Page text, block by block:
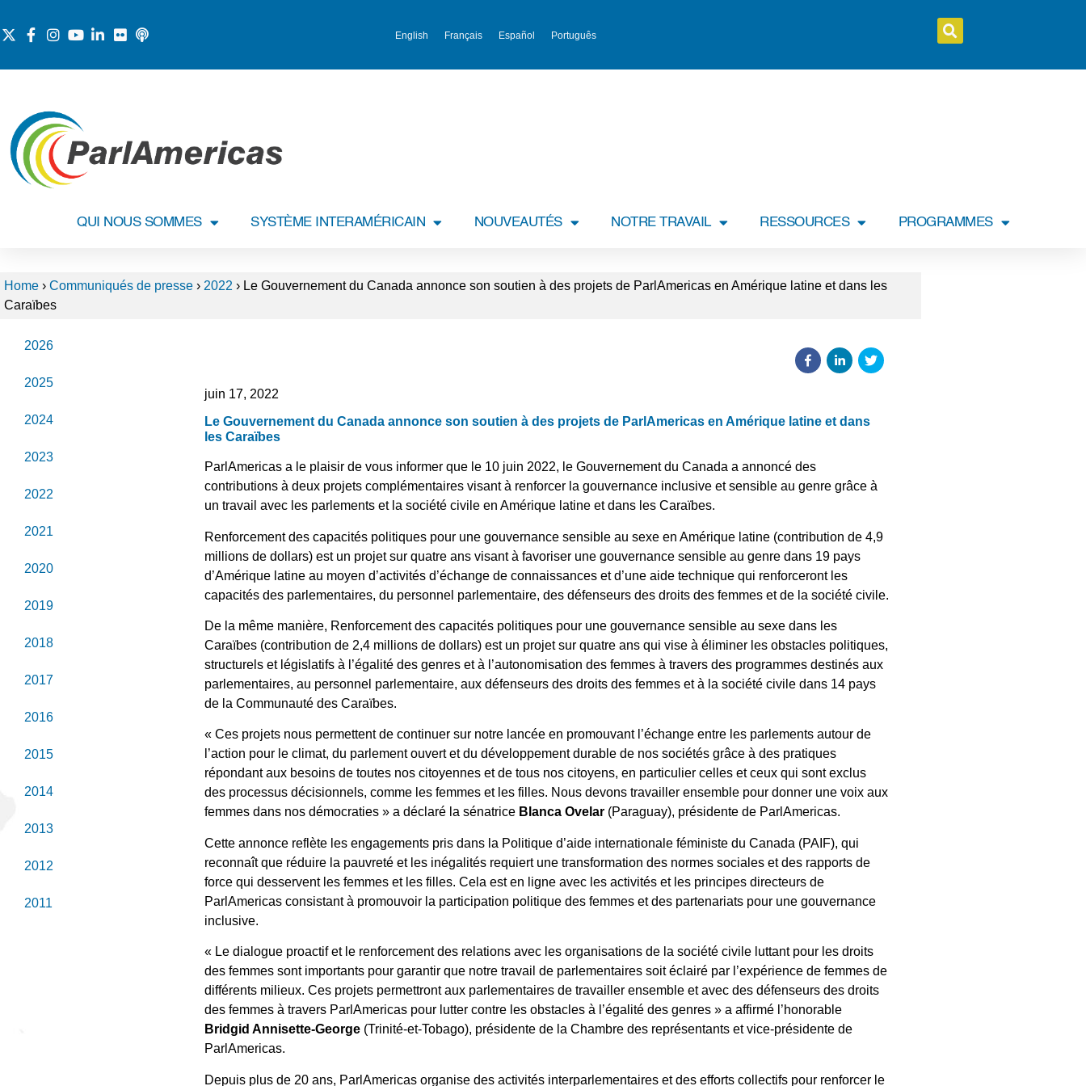
English Français Español Português
QUI NOUS SOMMES SYSTÈME INTERAMÉRICAIN NOUVEAUTÉS NOTRE TRAVAIL RESSOURCES PROGRAMMES
Home › Communiqués de presse › 2022 › Le Gouvernement du Canada annonce son soutien à des projets de ParlAmericas en Amérique latine et dans les
Caraïbes
2026
2025
2024
2023
2022
2021
2020
2019
2018
2017
2016
2015
2014
2013
2012
2011
juin 17, 2022
Le Gouvernement du Canada annonce son soutien à des projets de ParlAmericas en Amérique latine et dans
les Caraïbes
ParlAmericas a le plaisir de vous informer que le 10 juin 2022, le Gouvernement du Canada a annoncé des
contributions à deux projets complémentaires visant à renforcer la gouvernance inclusive et sensible au genre grâce à
un travail avec les parlements et la société civile en Amérique latine et dans les Caraïbes.
Renforcement des capacités politiques pour une gouvernance sensible au sexe en Amérique latine (contribution de 4,9
millions de dollars) est un projet sur quatre ans visant à favoriser une gouvernance sensible au genre dans 19 pays
d’Amérique latine au moyen d’activités d’échange de connaissances et d’une aide technique qui renforceront les
capacités des parlementaires, du personnel parlementaire, des défenseurs des droits des femmes et de la société civile.
De la même manière, Renforcement des capacités politiques pour une gouvernance sensible au sexe dans les
Caraïbes (contribution de 2,4 millions de dollars) est un projet sur quatre ans qui vise à éliminer les obstacles politiques,
structurels et législatifs à l’égalité des genres et à l’autonomisation des femmes à travers des programmes destinés aux
parlementaires, au personnel parlementaire, aux défenseurs des droits des femmes et à la société civile dans 14 pays
de la Communauté des Caraïbes.
« Ces projets nous permettent de continuer sur notre lancée en promouvant l’échange entre les parlements autour de
l’action pour le climat, du parlement ouvert et du développement durable de nos sociétés grâce à des pratiques
répondant aux besoins de toutes nos citoyennes et de tous nos citoyens, en particulier celles et ceux qui sont exclus
des processus décisionnels, comme les femmes et les filles. Nous devons travailler ensemble pour donner une voix aux
femmes dans nos démocraties » a déclaré la sénatrice Blanca Ovelar (Paraguay), présidente de ParlAmericas.
Cette annonce reflète les engagements pris dans la Politique d’aide internationale féministe du Canada (PAIF), qui
reconnaît que réduire la pauvreté et les inégalités requiert une transformation des normes sociales et des rapports de
force qui desservent les femmes et les filles. Cela est en ligne avec les activités et les principes directeurs de
ParlAmericas consistant à promouvoir la participation politique des femmes et des partenariats pour une gouvernance
inclusive.
« Le dialogue proactif et le renforcement des relations avec les organisations de la société civile luttant pour les droits
des femmes sont importants pour garantir que notre travail de parlementaires soit éclairé par l’expérience de femmes de
différents milieux. Ces projets permettront aux parlementaires de travailler ensemble et avec des défenseurs des droits
des femmes à travers ParlAmericas pour lutter contre les obstacles à l’égalité des genres » a affirmé l’honorable
Bridgid Annisette-George (Trinité-et-Tobago), présidente de la Chambre des représentants et vice-présidente de
ParlAmericas.
Depuis plus de 20 ans, ParlAmericas organise des activités interparlementaires et des efforts collectifs pour renforcer le